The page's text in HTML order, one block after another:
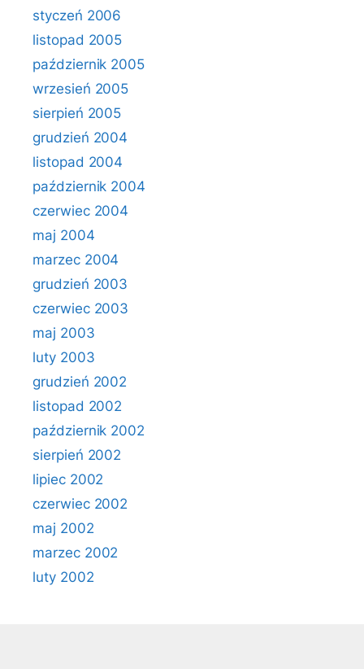
styczeń 2006
listopad 2005
październik 2005
wrzesień 2005
sierpień 2005
grudzień 2004
listopad 2004
październik 2004
czerwiec 2004
maj 2004
marzec 2004
grudzień 2003
czerwiec 2003
maj 2003
luty 2003
grudzień 2002
listopad 2002
październik 2002
sierpień 2002
lipiec 2002
czerwiec 2002
maj 2002
marzec 2002
luty 2002